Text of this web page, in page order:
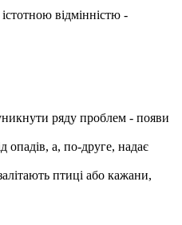
відмінністю -
ряду проблем - появи
опадів, а, по-друге, надає
птиці або кажани,